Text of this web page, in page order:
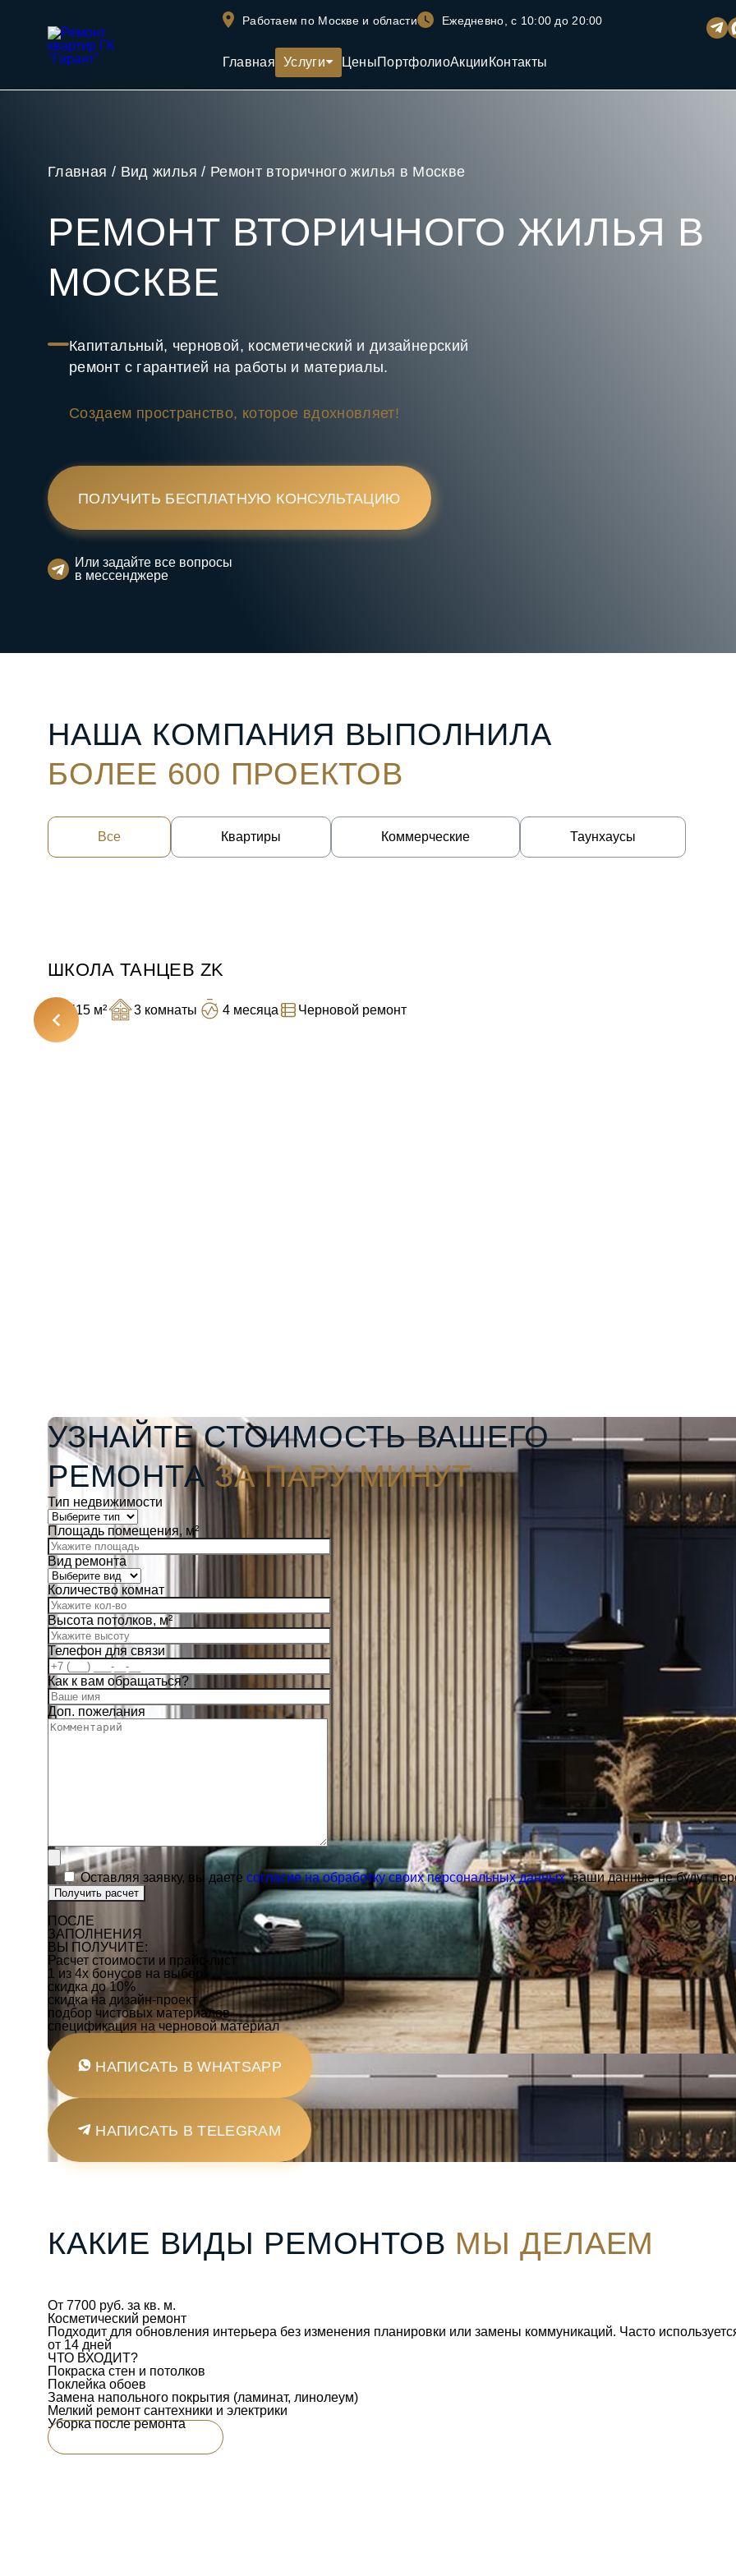
Работаем по Москве и области Ежедневно, с 10:00 до 20:00
Главная Услуги ЦеныПортфолиоАкции Контакты
Главная / Вид жилья / Ремонт вторичного жилья в Москве
РЕМОНТ ВТОРИЧНОГО ЖИЛЬЯ В
МОСКВЕ
Капитальный, черновой, косметический и дизайнерский
ремонт с гарантией на работы и материалы.
Создаем пространство, которое вдохновляет!
ПОЛУЧИТЬ БЕСПЛАТНУЮ КОНСУЛЬТАЦИЮ
Или задайте все вопросы
в мессенджере
НАША КОМПАНИЯ ВЫПОЛНИЛА
БОЛЕЕ 600 ПРОЕКТОВ
Все Квартиры Коммерческие Таунхаусы
ШКОЛА ТАНЦЕВ ZK
515 м² 3 комнаты 4 месяца Черновой ремонт
УЗНАЙТЕ СТОИМОСТЬ ВАШЕГО
РЕМОНТА ЗА ПАРУ МИНУТ
Тип недвижимости
Площадь помещения, м²
Вид ремонта
Количество комнат
Высота потолков, м²
Телефон для связи
Как к вам обращаться?
Доп. пожелания
Оставляя заявку, вы даете согласие на обработку своих персональных данных, ваши данные не будут
ПОСЛЕ
ЗАПОЛНЕНИЯ
ВЫ ПОЛУЧИТЕ:
Расчет стоимости и прайс-лист
1 из 4х бонусов на выбор:
скидка до 10%
скидка на дизайн-проект
подбор чистовых материалов
спецификация на черновой материал
НАПИСАТЬ В WHATSAPP
НАПИСАТЬ В TELEGRAM
КАКИЕ ВИДЫ РЕМОНТОВ МЫ ДЕЛАЕМ
От 7700 руб. за кв. м.
Косметический ремонт
Подходит для обновления интерьера без изменения планировки или замены коммуникаций. Часто
от 14 дней
ЧТО ВХОДИТ?
Покраска стен и потолков
Поклейка обоев
Замена напольного покрытия (ламинат, линолеум)
Мелкий ремонт сантехники и электрики
Уборка после ремонта